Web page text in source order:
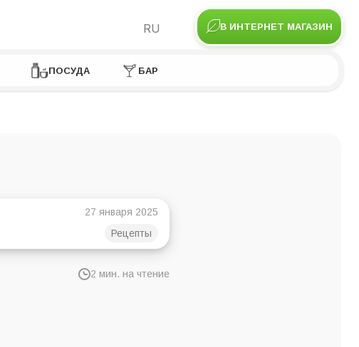
RU В ИНТЕРНЕТ МАГАЗИН
ПОСУДА БАР
27 января 2025
Рецепты
2 мин. на чтение